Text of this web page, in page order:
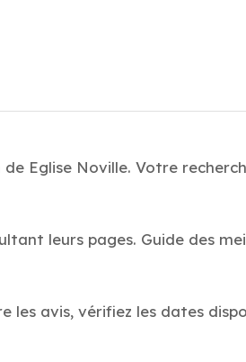
Eglise Noville. Votre
leurs pages. Guide des
les avis, vérifiez les dates